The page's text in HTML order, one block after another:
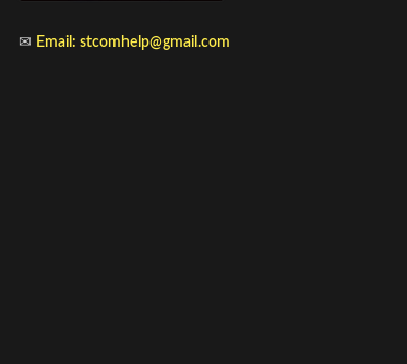
✉ Email: stcomhelp@gmail.com